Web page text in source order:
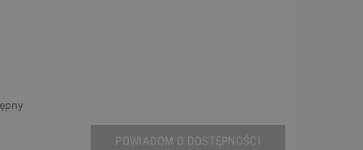
POWIADOM O DOSTĘPNOŚCI